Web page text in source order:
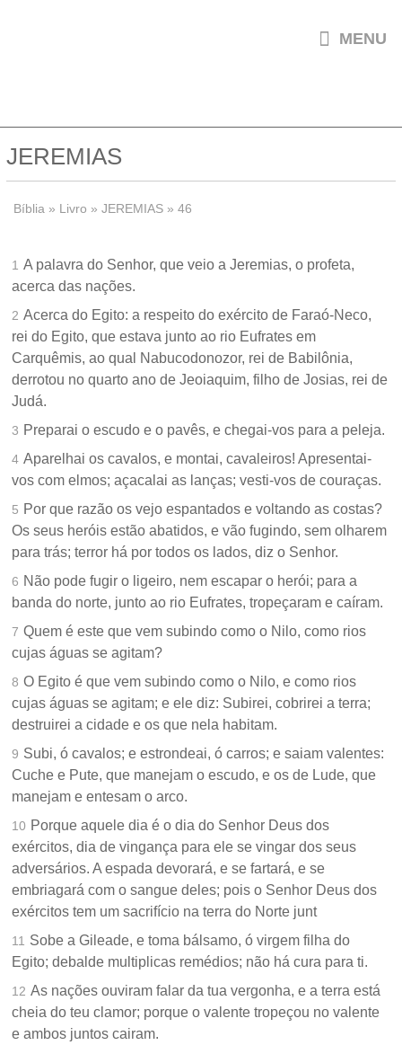
 MENU
JEREMIAS
Bíblia » Livro » JEREMIAS » 46
1 A palavra do Senhor, que veio a Jeremias, o profeta,
acerca das nações.
2 Acerca do Egito: a respeito do exército de Faraó-Neco,
rei do Egito, que estava junto ao rio Eufrates em
Carquêmis, ao qual Nabucodonozor, rei de Babilônia,
derrotou no quarto ano de Jeoiaquim, filho de Josias, rei de
Judá.
3 Preparai o escudo e o pavês, e chegai-vos para a peleja.
4 Aparelhai os cavalos, e montai, cavaleiros! Apresentai-
vos com elmos; açacalai as lanças; vesti-vos de couraças.
5 Por que razão os vejo espantados e voltando as costas?
Os seus heróis estão abatidos, e vão fugindo, sem olharem
para trás; terror há por todos os lados, diz o Senhor.
6 Não pode fugir o ligeiro, nem escapar o herói; para a
banda do norte, junto ao rio Eufrates, tropeçaram e caíram.
7 Quem é este que vem subindo como o Nilo, como rios
cujas águas se agitam?
8 O Egito é que vem subindo como o Nilo, e como rios
cujas águas se agitam; e ele diz: Subirei, cobrirei a terra;
destruirei a cidade e os que nela habitam.
9 Subi, ó cavalos; e estrondeai, ó carros; e saiam valentes:
Cuche e Pute, que manejam o escudo, e os de Lude, que
manejam e entesam o arco.
10 Porque aquele dia é o dia do Senhor Deus dos
exércitos, dia de vingança para ele se vingar dos seus
adversários. A espada devorará, e se fartará, e se
embriagará com o sangue deles; pois o Senhor Deus dos
exércitos tem um sacrifício na terra do Norte junt
11 Sobe a Gileade, e toma bálsamo, ó virgem filha do
Egito; debalde multiplicas remédios; não há cura para ti.
12 As nações ouviram falar da tua vergonha, e a terra está
cheia do teu clamor; porque o valente tropeçou no valente
e ambos juntos cairam.